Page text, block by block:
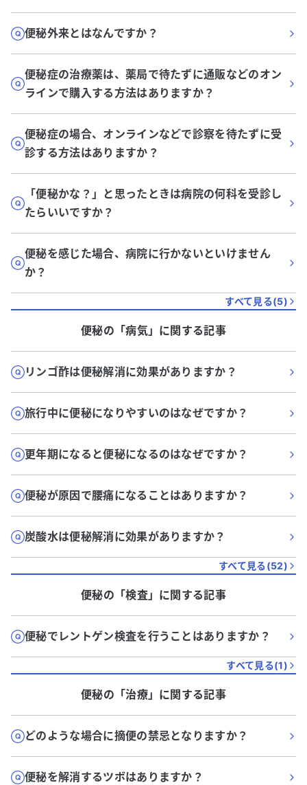
便秘外来とはなんですか？
便秘症の治療薬は、薬局で待たずに通販などのオン
ラインで購入する方法はありますか？
便秘症の場合、オンラインなどで診察を待たずに受
診する方法はありますか？
「便秘かな？」と思ったときは病院の何科を受診し
たらいいですか？
便秘を感じた場合、病院に行かないといけません
か？
すべて見る(5)
便秘の「病気」に関する記事
リンゴ酢は便秘解消に効果がありますか？
旅行中に便秘になりやすいのはなぜですか？
更年期になると便秘になるのはなぜですか？
便秘が原因で腰痛になることはありますか？
炭酸水は便秘解消に効果がありますか？
すべて見る(52)
便秘の「検査」に関する記事
便秘でレントゲン検査を行うことはありますか？
すべて見る(1)
便秘の「治療」に関する記事
どのような場合に摘便の禁忌となりますか？
便秘を解消するツボはありますか？